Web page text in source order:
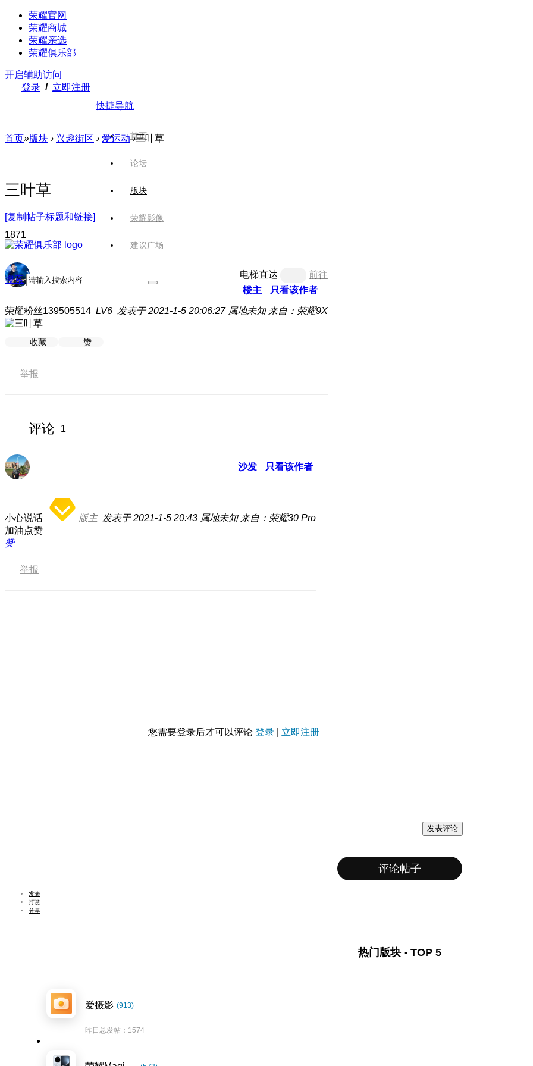
荣耀官网
荣耀商城
荣耀亲选
荣耀俱乐部
开启辅助访问
登录 / 立即注册
快捷导航
首页
论坛
版块
荣耀影像
建议广场
搜索
首页»版块 › 兴趣街区 › 爱运动 ›三叶草
三叶草
[复制帖子标题和链接]
1871
电梯直达
前往
楼主
只看该作者
荣耀粉丝139505514 LV6 发表于 2021-1-5 20:06:27 属地未知 来自：荣耀9X
收藏 赞
举报
评论 1
沙发 只看该作者
小心说话 版主 发表于 2021-1-5 20:43 属地未知 来自：荣耀30 Pro
加油点赞
赞
举报
您需要登录后才可以评论 登录 立即注册
发表评论
评论帖子
发表
打赏
分享
热门版块 - TOP 5
爱摄影 (913)
昨日总发帖：1574